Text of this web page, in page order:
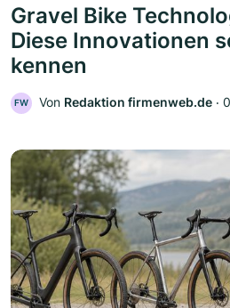
Gravel Bike
Diese Innovationen
kennen
FW Von Redaktion firmenweb.de ‧